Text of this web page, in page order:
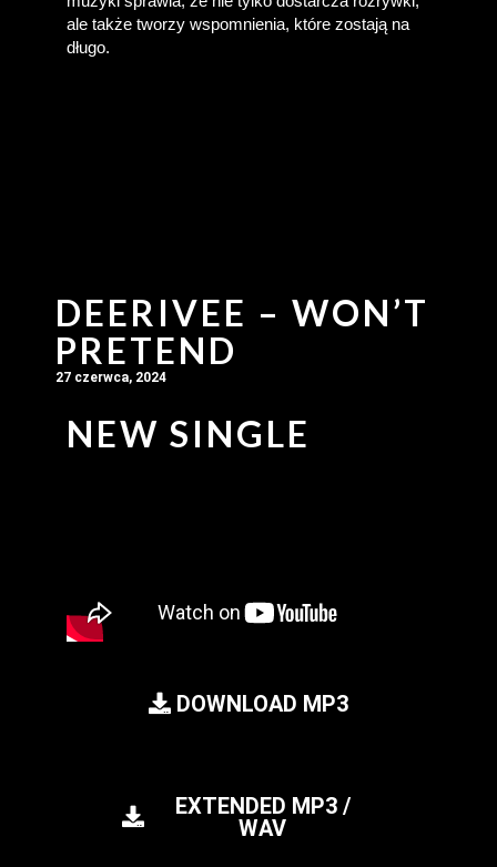
ale także tworzy wspomnienia, które zostają na
długo.
DEERIVEE – WON’T
PRETEND
27 czerwca, 2024
NEW SINGLE
DOWNLOAD MP3
EXTENDED MP3 /
WAV